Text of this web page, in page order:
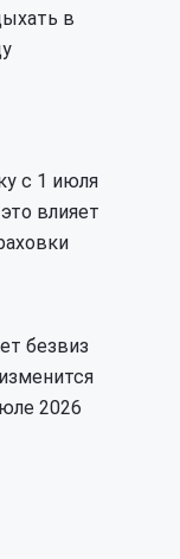
в
с 1 июля
влияет
безвиз
2026